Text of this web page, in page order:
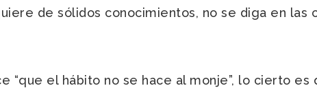
de sólidos conocimientos, no se diga en las
“que el hábito no se hace al monje”, lo cierto